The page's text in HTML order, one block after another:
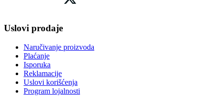
Uslovi prodaje
Naručivanje proizvoda
Plaćanje
Isporuka
Reklamacije
Uslovi korišćenja
Program lojalnosti